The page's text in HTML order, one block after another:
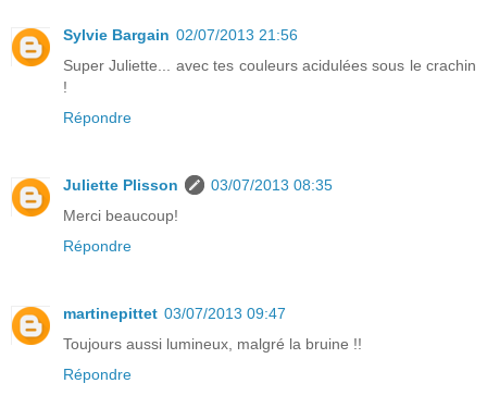
Sylvie Bargain 02/07/2013 21:56
Super Juliette... avec tes couleurs acidulées sous le crachin
!
Répondre
Juliette Plisson
03/07/2013 08:35
Merci beaucoup!
Répondre
martinepittet 03/07/2013 09:47
Toujours aussi lumineux, malgré la bruine !!
Répondre